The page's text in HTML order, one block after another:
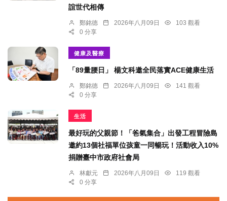
誼世代相傳
鄭銘德 2026年八月09日
103 觀看
0 分享
健康及醫療
「89量腰日」 楊文科邀全民落實ACE健康生活
鄭銘德 2026年八月09日
141 觀看
0 分享
生活
最好玩的父親節！「爸氣集合」出發工程冒險島
邀約13個社福單位孩童一同暢玩！活動收入10%
捐贈臺中市政府社會局
林獻元 2026年八月09日
119 觀看
0 分享